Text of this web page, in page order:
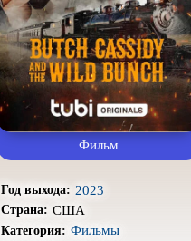
Про мафию
Про путешествияво
времени
Про собак
Про танцы
Про хоккей ифигурное
Режиссёрская версия
Фильм
Год выхода: 2023
Страна: США
Категория: Фильмы